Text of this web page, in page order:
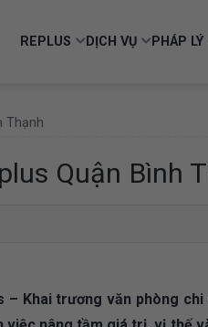
REPLUS DỊCH VỤ PHÁP LÝ
Thạnh
Quận Bình
Khai trương văn phòng chi